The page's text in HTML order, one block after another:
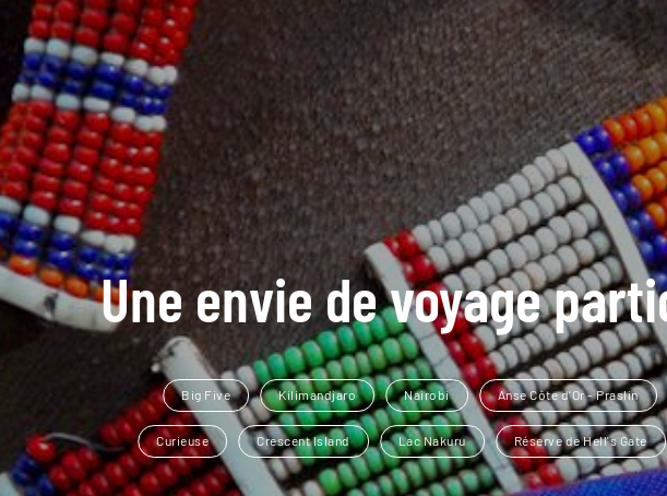
Une envie de voyage
Big Five Kilimandjaro Nairobi Anse Côte d'Or - Praslin
Curieuse Crescent Island Lac Nakuru Réserve de Hell's Gate